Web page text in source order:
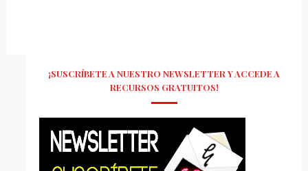
¡SUSCRÍBETE A NUESTRO NEWSLETTER Y ACCEDE A
RECURSOS GRATUITOS!